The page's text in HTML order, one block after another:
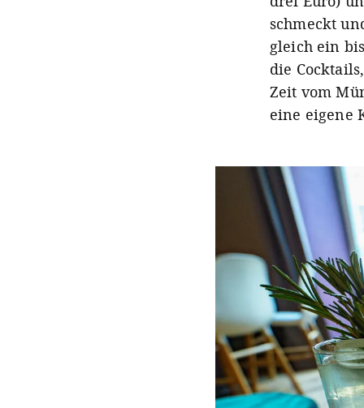
schmeckt
gleich ein
die
Zeit vom
eine eigene